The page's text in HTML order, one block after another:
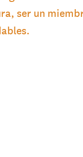
ser un